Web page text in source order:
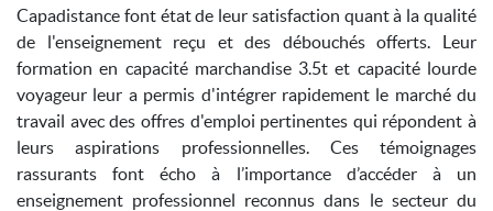
Capadistance font état de leur satisfaction quant à la qualité
de l'enseignement reçu et des débouchés offerts. Leur
formation en capacité marchandise 3.5t et capacité lourde
voyageur leur a permis d'intégrer rapidement le marché du
travail avec des offres d'emploi pertinentes qui répondent à
leurs aspirations professionnelles. Ces témoignages
rassurants font écho à l’importance d’accéder à un
enseignement professionnel reconnus dans le secteur du